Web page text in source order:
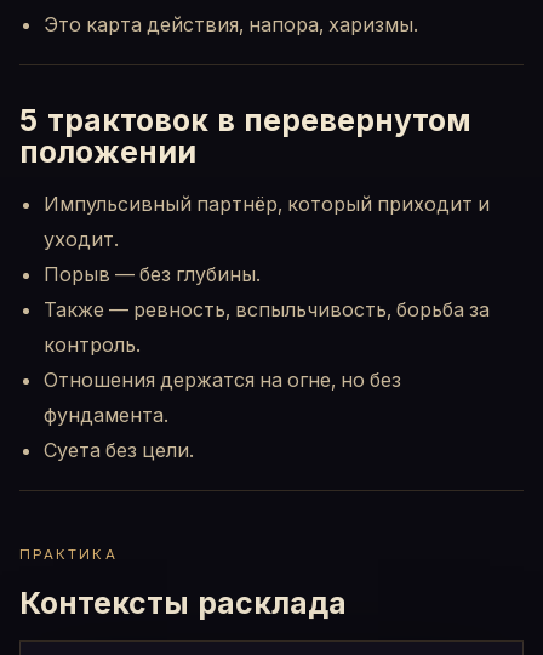
Это карта действия, напора, харизмы.
5 трактовок в перевернутом
положении
Импульсивный партнёр, который приходит и
уходит.
Порыв — без глубины.
Также — ревность, вспыльчивость, борьба за
контроль.
Отношения держатся на огне, но без
фундамента.
Суета без цели.
ПРАКТИКА
Контексты расклада